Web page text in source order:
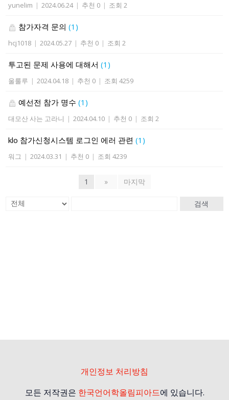
yunelim | 2024.06.24 | 추천 0 | 조회 2
참가자격 문의(1)
hcj1018 | 2024.05.27 | 추천 0 | 조회 2
투고된 문제 사용에 대해서(1)
울룰루 | 2024.04.18 | 추천 0 | 조회 4259
예선전 참가 명수(1)
대모산 사는 고라니 | 2024.04.10 | 추천 0 | 조회 2
klo 참가신청시스템 로그인 에러 관련(1)
워그 | 2024.03.31 | 추천 0 | 조회 4239
1 » 마지막
검색
개인정보 처리방침
모든 저작권은 한국언어학올림피아드에 있습니다.